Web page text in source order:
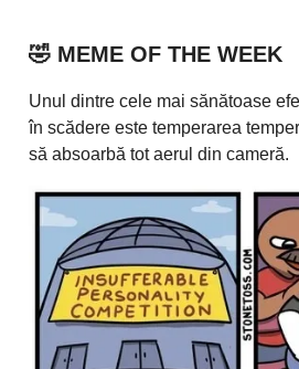
🤣 MEME OF THE WEEK
Unul dintre cele mai sănătoase
în scădere este temperarea
să absoarbă tot aerul din cameră.